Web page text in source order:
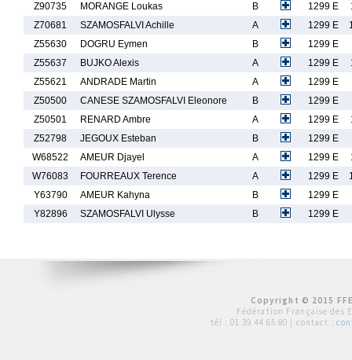
Z90735
MORANGE Loukas B 1299 E
Z70681
SZAMOSFALVI Achille A 1299 E
Z55630
DOGRU Eymen B
1299 E
Z55637
BUJKO Alexis A 1299 E
Z55621
ANDRADE Martin A
1299 E
Z50500
CANESE SZAMOSFALVI Eleonore B
1299 E
Z50501
RENARD Ambre A 1299 E
Z52798
JEGOUX Esteban B
1299 E
W68522
AMEUR Djayel A 1299 E
W76083
FOURREAUX Terence A 1299 E
Y63790
AMEUR Kahyna B
1299 E
Y82896
SZAMOSFALVI Ulysse B 1299 E
Copyright © 2015
Fédération Française des
tél : 01 39 44 65 80 | contact :